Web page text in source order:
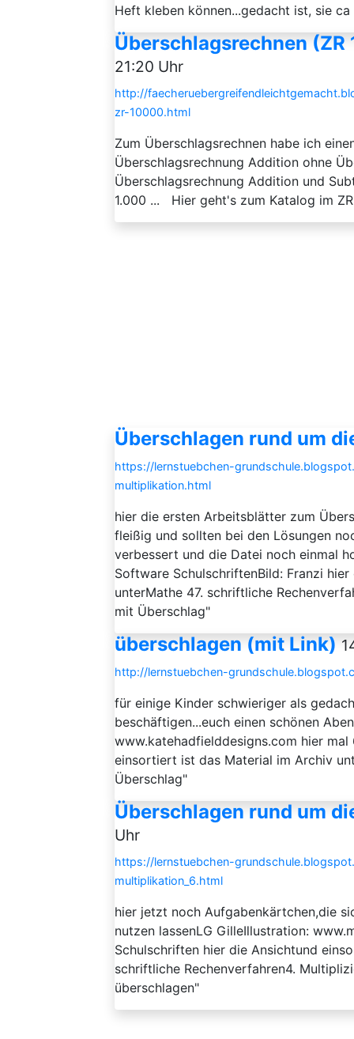
Heft kleben können...gedacht ist, sie
Überschlagsrechnen
21:20 Uhr
http://
zr-10000.html
Zum Überschlagsrechnen habe ich
Überschlagsrechnung Addition ohne
Überschlagsrechnung Addition und
1.000 ... Hier geht's zum Katalog im
Überschlagen rund um
https://lernstuebchen-
multiplikation.html
hier die ersten Arbeitsblätter zum
fleißig und sollten bei den Lösungen
verbessert und die Datei noch einmal
Software SchulschriftenBild: Franzi
unterMathe 47. schriftliche
mit Überschlag"
überschlagen (mit Link)
http://lernstuebchen-
für einige Kinder schwieriger als
beschäftigen...euch einen schönen
www.katehadfielddesigns.com hier
einsortiert ist das Material im Archiv
Überschlag"
Überschlagen rund um
Uhr
https://lernstuebchen-
multiplikation_6.html
hier jetzt noch Aufgabenkärtchen,die
nutzen lassenLG GilleIllustration:
Schulschriften hier die Ansichtund
schriftliche Rechenverfahren4.
überschlagen"